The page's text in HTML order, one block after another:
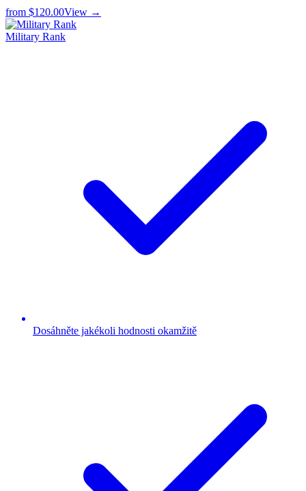
from $120.00View →
Military Rank
Dosáhněte jakékoli hodnosti okamžitě